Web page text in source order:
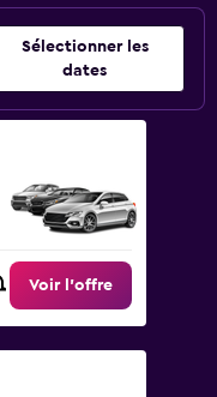
Sélectionner les
dates
Voir l’offre